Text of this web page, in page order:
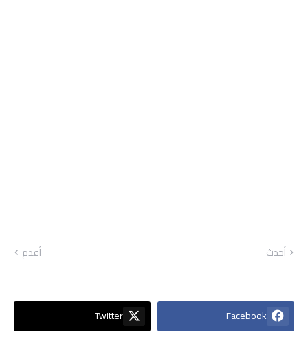
أحدث أقدم
Facebook
Twitter